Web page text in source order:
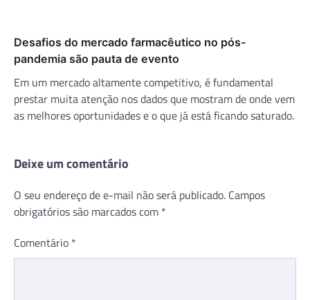
Desafios do mercado farmacêutico no pós-
pandemia são pauta de evento
Em um mercado altamente competitivo, é fundamental
prestar muita atenção nos dados que mostram de onde vem
as melhores oportunidades e o que já está ficando saturado.
Deixe um comentário
O seu endereço de e-mail não será publicado. Campos
obrigatórios são marcados com *
Comentário *